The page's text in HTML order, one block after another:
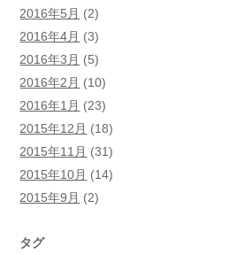
2016年5月 (2)
2016年4月 (3)
2016年3月 (5)
2016年2月 (10)
2016年1月 (23)
2015年12月 (18)
2015年11月 (31)
2015年10月 (14)
2015年9月 (2)
タグ